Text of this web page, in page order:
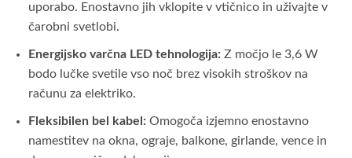
uporabo. Enostavno jih vklopite v vtičnico in uživajte v
čarobni svetlobi.
Energijsko varčna LED tehnologija:Z močjo le 3,6 W
bodo lučke svetile vso noč brez visokih stroškov na
računu za elektriko.
Fleksibilen bel kabel:Omogoča izjemno enostavno
namestitev na okna, ograje, balkone, girlande, vence in